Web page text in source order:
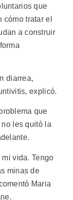
que
tratar el
a construir
diarrea,
explicó.
que
les quitó la
vida. Tengo
minas de
Maria